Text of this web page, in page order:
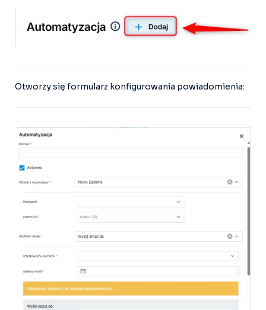
Otworzy się formularz konfigurowania powiadomienia: